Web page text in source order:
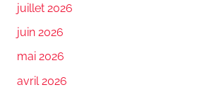
juillet 2026
juin 2026
mai 2026
avril 2026